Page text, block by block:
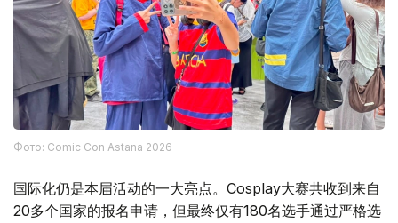
Фото: Comic Con Astana 2026
国际化仍是本届活动的一大亮点。Cosplay大赛共收到来自
20多个国家的报名申请，但最终仅有180名选手通过严格选